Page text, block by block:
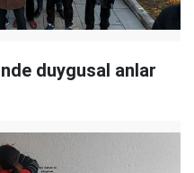
duygusal anlar